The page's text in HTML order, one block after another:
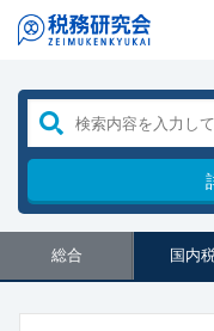
総合 国内